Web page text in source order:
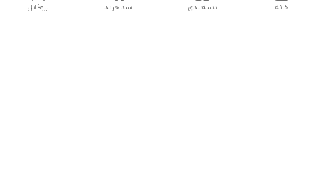
پروفایل سبد خرید دسته‌بندی خانه